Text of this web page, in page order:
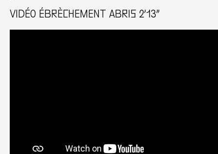
VIDÉO ÉBRÈCHEMENT ABRIS 2’13”